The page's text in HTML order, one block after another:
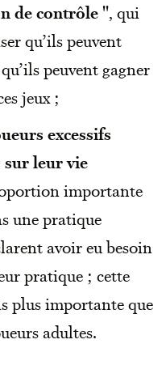
de contrôle ", qui
qu’ils peuvent
peuvent gagner
jeux ;
excessifs
sur leur vie
importante
une pratique
avoir eu besoin
pratique ; cette
plus importante que
adultes.